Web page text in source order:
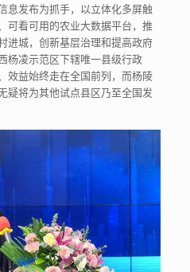
息发布为抓手，以立体化多屏触
可看可用的农业大数据平台，推
进城，创新基层治理和提高政府
杨凌示范区下辖唯一县级行政
效益始终走在全国前列，而杨陵
疑将为其他试点县区乃至全国发